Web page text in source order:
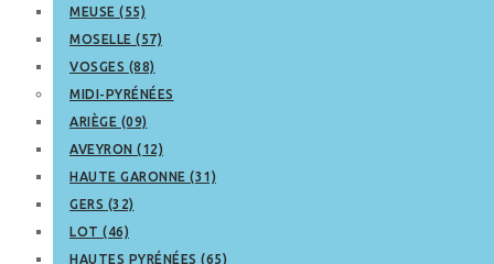
MEUSE (55)
MOSELLE (57)
VOSGES (88)
MIDI-PYRÉNÉES
ARIÈGE (09)
AVEYRON (12)
HAUTE GARONNE (31)
GERS (32)
LOT (46)
HAUTES PYRÉNÉES (65)